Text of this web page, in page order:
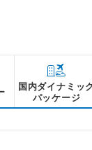
国内ダイナミッ
パッケージ